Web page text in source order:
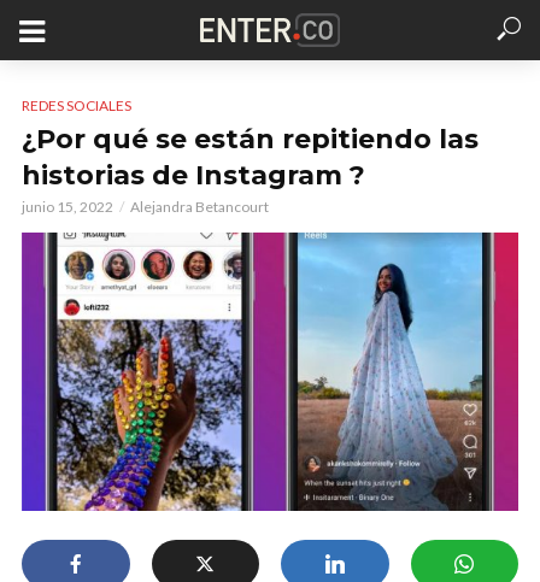
REDES SOCIALES
¿Por qué se están repitiendo las
historias de Instagram ?
junio 15, 2022 Alejandra Betancourt